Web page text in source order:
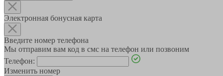
Электронная бонусная карта
Введите номер телефона
Мы отправим вам код в смс на телефон или позвоним
Телефон:
Изменить номер